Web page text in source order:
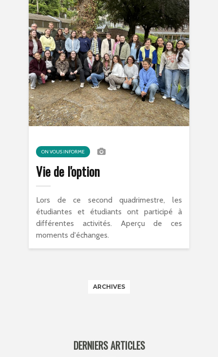
ON VOUS INFORME
Vie de l'option
Lors de ce second quadrimestre, les
étudiantes et étudiants ont participé à
différentes activités. Aperçu de ces
moments d'échanges.
ARCHIVES
DERNIERS ARTICLES